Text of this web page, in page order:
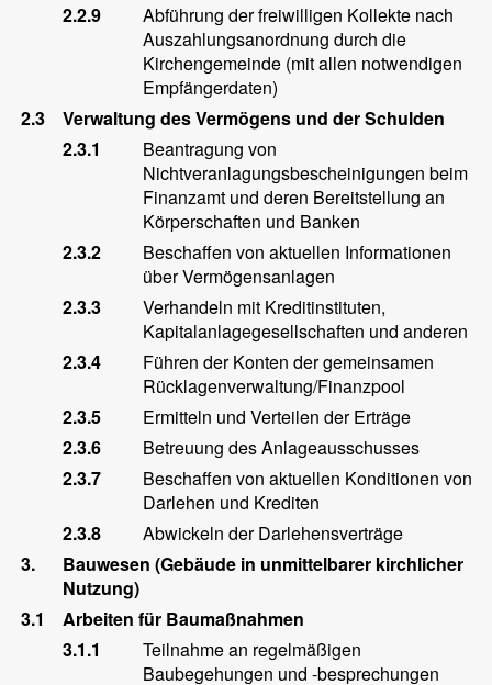
2.2.9
Abführung der freiwilligen Kollekte nach
Auszahlungsanordnung durch die
Kirchengemeinde (mit allen notwendigen
Empfängerdaten)
2.3
Verwaltung des Vermögens und der Schulden
2.3.1
Beantragung von
Nichtveranlagungsbescheinigungen beim
Finanzamt und deren Bereitstellung an
Körperschaften und Banken
2.3.2
Beschaffen von aktuellen Informationen
über Vermögensanlagen
2.3.3
Verhandeln mit Kreditinstituten,
Kapitalanlagegesellschaften und anderen
2.3.4
Führen der Konten der gemeinsamen
Rücklagenverwaltung/Finanzpool
2.3.5
Ermitteln und Verteilen der Erträge
2.3.6
Betreuung des Anlageausschusses
2.3.7
Beschaffen von aktuellen Konditionen von
Darlehen und Krediten
2.3.8
Abwickeln der Darlehensverträge
3.
Bauwesen (Gebäude in unmittelbarer kirchlicher
Nutzung)
3.1
Arbeiten für Baumaßnahmen
3.1.1
Teilnahme an regelmäßigen
Baubegehungen und -besprechungen